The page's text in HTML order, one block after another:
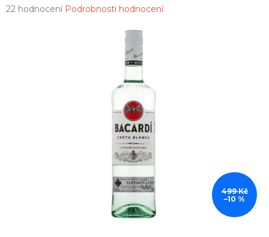
Průměrné
22 hodnocení Podrobnosti hodnocení
499 Kč
–10 %